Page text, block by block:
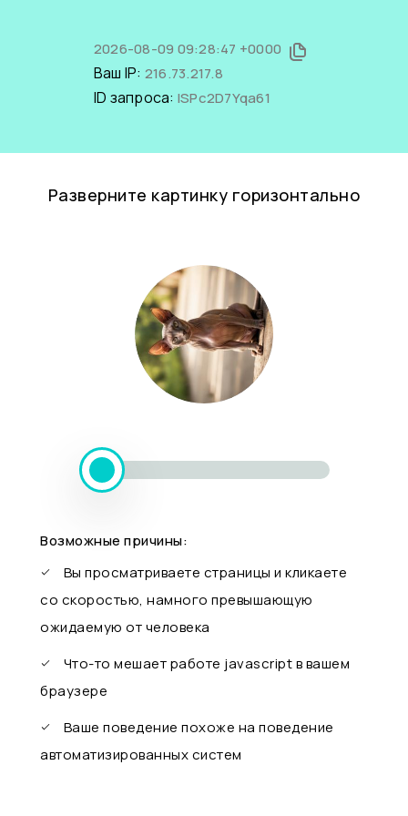
2026-08-09 09:28:47 +0000
Ваш IP: 216.73.217.8
ID запроса: lSPc2D7Yqa61
Разверните картинку горизонтально
Возможные причины:
Вы просматриваете страницы и кликаете
со скоростью, намного превышающую
ожидаемую от человека
Что-то мешает работе javascript в вашем
браузере
Ваше поведение похоже на поведение
автоматизированных систем